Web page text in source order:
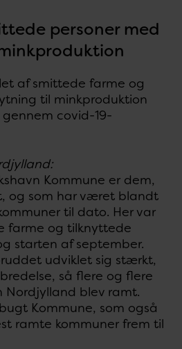
personer med
af smittede farme og
til minkproduktion
covid-19-
Kommune er dem,
og som har været blandt
til dato. Her var
farme og tilknyttede
starten af september.
udviklet sig stærkt,
så flere og flere
Nordjylland blev ramt.
Kommune, som også
ramte kommuner frem til